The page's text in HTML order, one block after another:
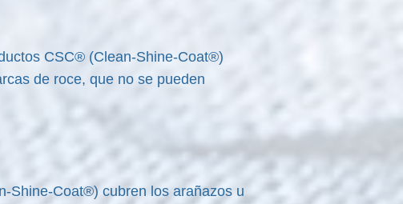
CSC® (Clean-Shine-Coat®)
de roce, que no se pueden
Shine-Coat®) cubren los arañazos u